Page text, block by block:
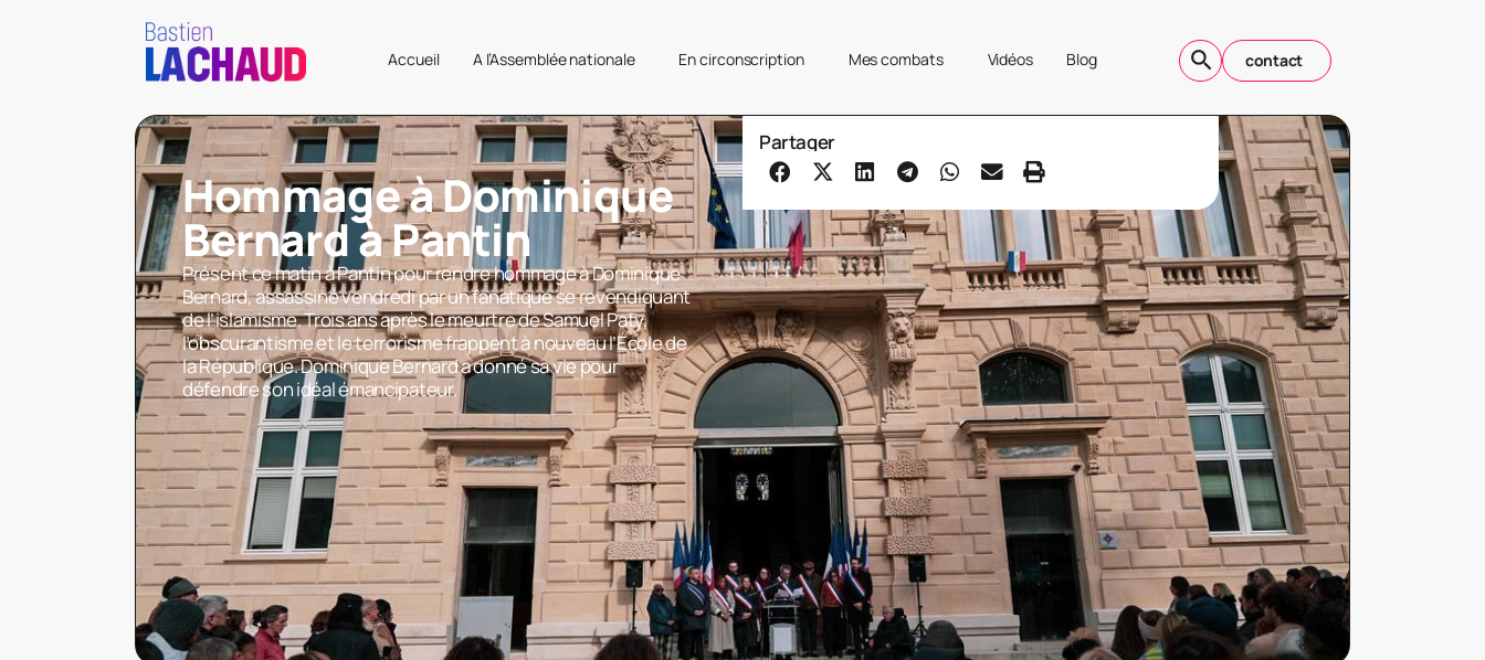
Accueil A l’Assemblée nationale En circonscription Mes combats Vidéos Blog contact
Hommage à Dominique
Bernard à Pantin
Présent ce matin à Pantin pour rendre hommage à Dominique
Bernard, assassiné vendredi par un fanatique se revendiquant
de l’islamisme. Trois ans après le meurtre de Samuel Paty,
l’obscurantisme et le terrorisme frappent à nouveau l’École de
la République. Dominique Bernard a donné sa vie pour
défendre son idéal émancipateur.
Partager